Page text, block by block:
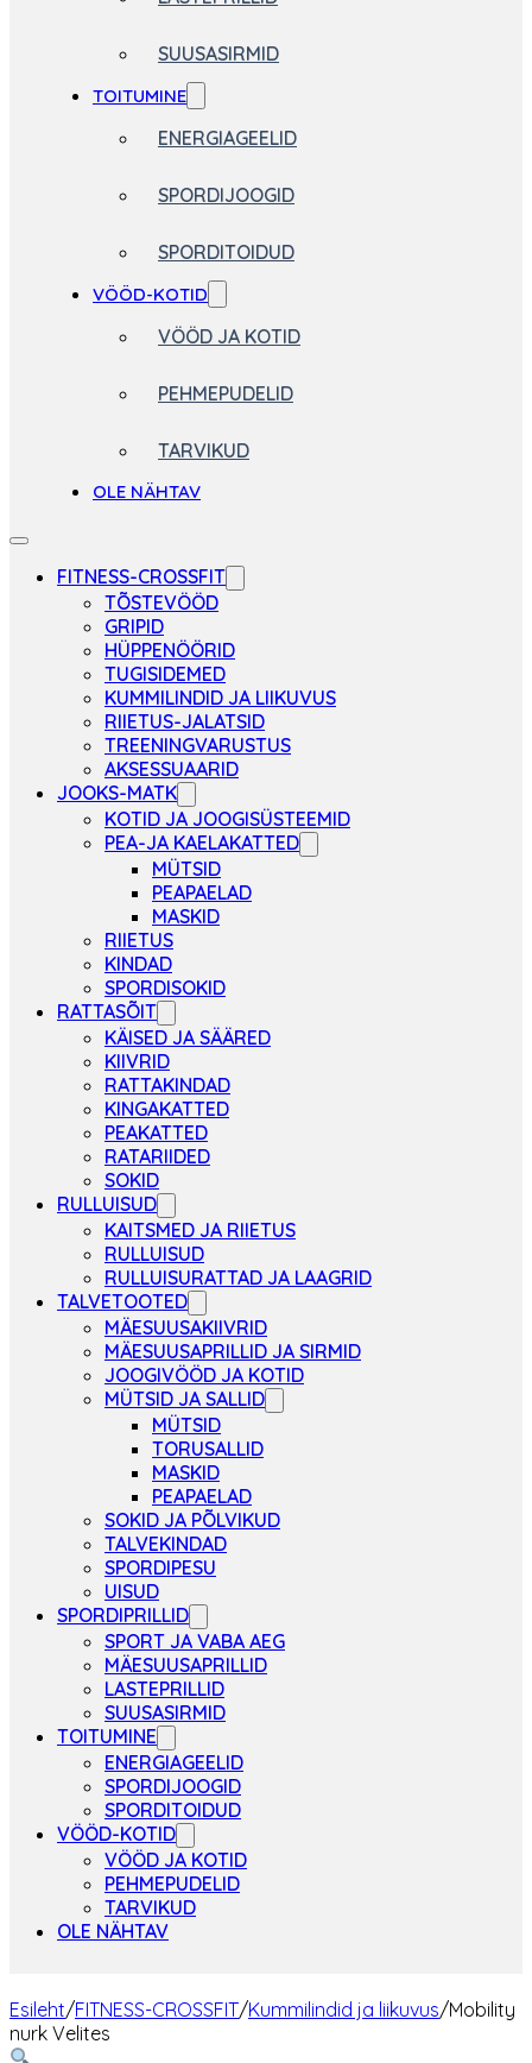
SUUSASIRMID
TOITUMINE
ENERGIAGEELID
SPORDIJOOGID
SPORDITOIDUD
VÖÖD-KOTID
VÖÖD JA KOTID
PEHMEPUDELID
TARVIKUD
OLE NÄHTAV
FITNESS-CROSSFIT
TÕSTEVÖÖD
GRIPID
HÜPPENÖÖRID
TUGISIDEMED
KUMMILINDID JA LIIKUVUS
RIIETUS-JALATSID
TREENINGVARUSTUS
AKSESSUAARID
JOOKS-MATK
KOTID JA JOOGISÜSTEEMID
PEA-JA KAELAKATTED
MÜTSID
PEAPAELAD
MASKID
RIIETUS
KINDAD
SPORDISOKID
RATTASÕIT
KÄISED JA SÄÄRED
KIIVRID
RATTAKINDAD
KINGAKATTED
PEAKATTED
RATARIIDED
SOKID
RULLUISUD
KAITSMED JA RIIETUS
RULLUISUD
RULLUISURATTAD JA LAAGRID
TALVETOOTED
MÄESUUSAKIIVRID
MÄESUUSAPRILLID JA SIRMID
JOOGIVÖÖD JA KOTID
MÜTSID JA SALLID
MÜTSID
TORUSALLID
MASKID
PEAPAELAD
SOKID JA PÕLVIKUD
TALVEKINDAD
SPORDIPESU
UISUD
SPORDIPRILLID
SPORT JA VABA AEG
MÄESUUSAPRILLID
LASTEPRILLID
SUUSASIRMID
TOITUMINE
ENERGIAGEELID
SPORDIJOOGID
SPORDITOIDUD
VÖÖD-KOTID
VÖÖD JA KOTID
PEHMEPUDELID
TARVIKUD
OLE NÄHTAV
Esileht/FITNESS-CROSSFIT/Kummilindid ja liikuvus/Mobility
nurk Velites